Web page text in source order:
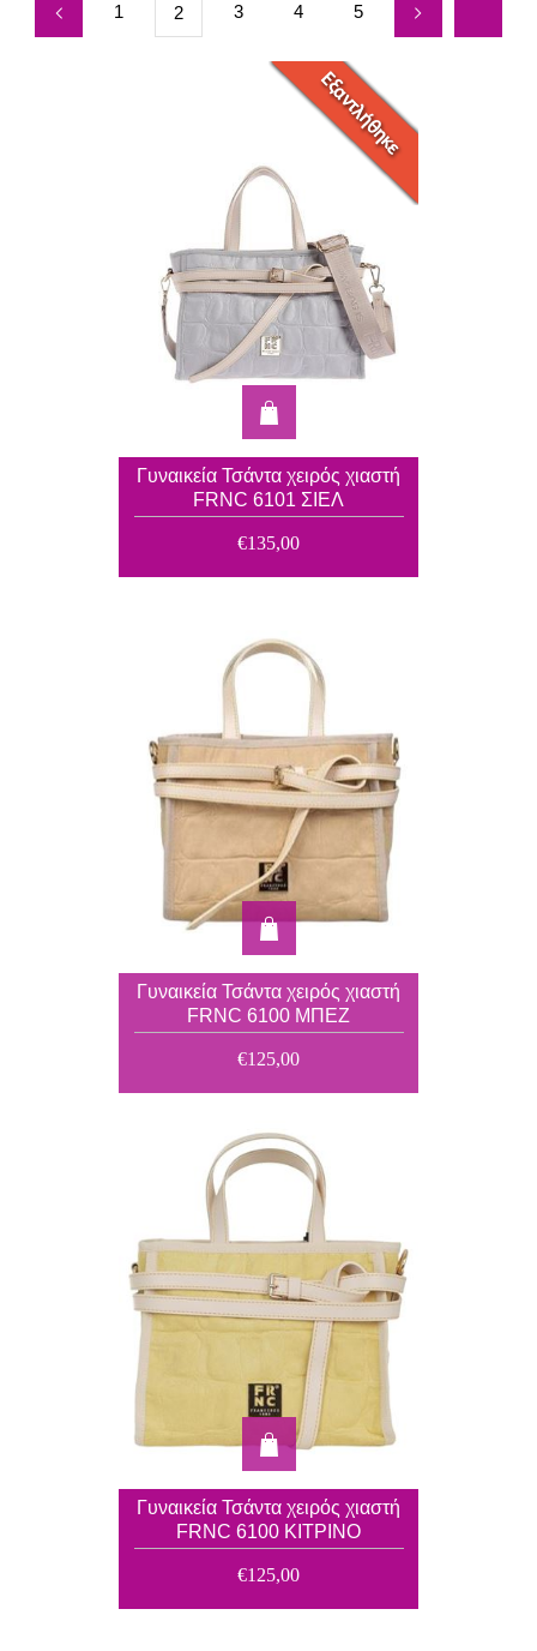
1 2 3 4 5
Γυναικεία Τσάντα χειρός χιαστή
FRNC 6101 ΣΙΕΛ
€135,00
Γυναικεία Τσάντα χειρός χιαστή
FRNC 6100 ΜΠΕΖ
€125,00
Γυναικεία Τσάντα χειρός χιαστή
FRNC 6100 ΚΙΤΡΙΝΟ
€125,00